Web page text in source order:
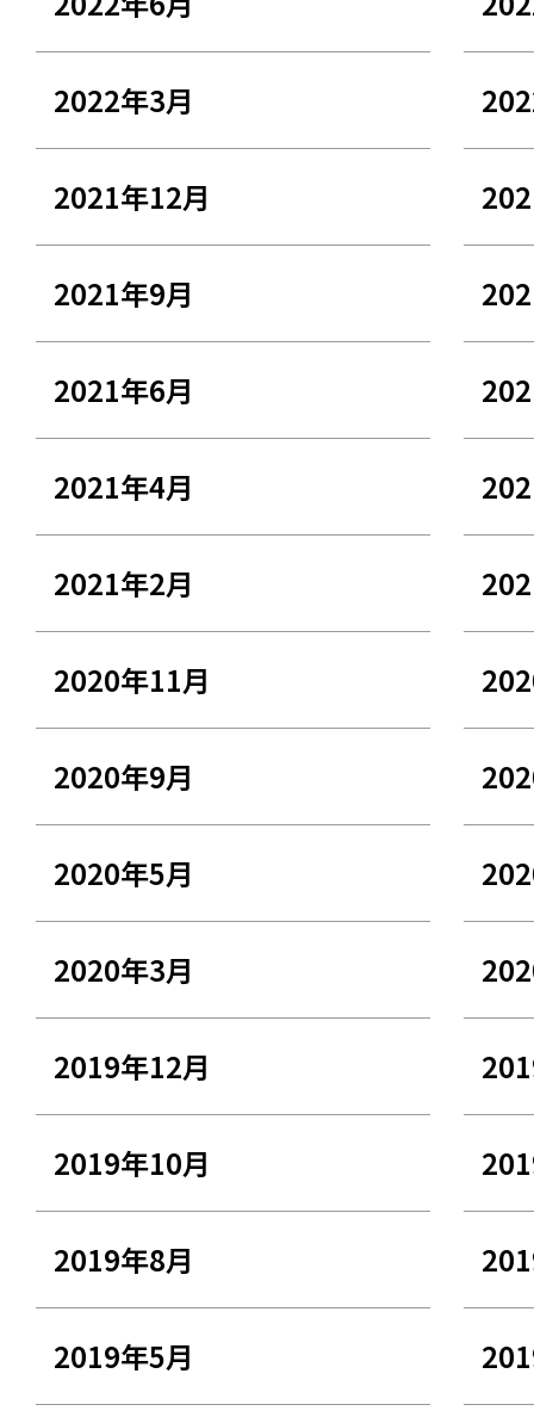
2022年3月
2021年12月
2021年9月
2021年6月
2021年4月
2021年2月
2020年11月
2020年9月
2020年5月
2020年3月
2019年12月
2019年10月
2019年8月
2019年5月